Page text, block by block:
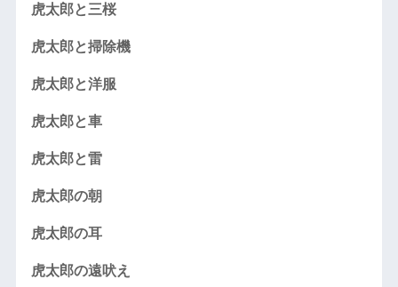
虎太郎と三桜
虎太郎と掃除機
虎太郎と洋服
虎太郎と車
虎太郎と雷
虎太郎の朝
虎太郎の耳
虎太郎の遠吠え